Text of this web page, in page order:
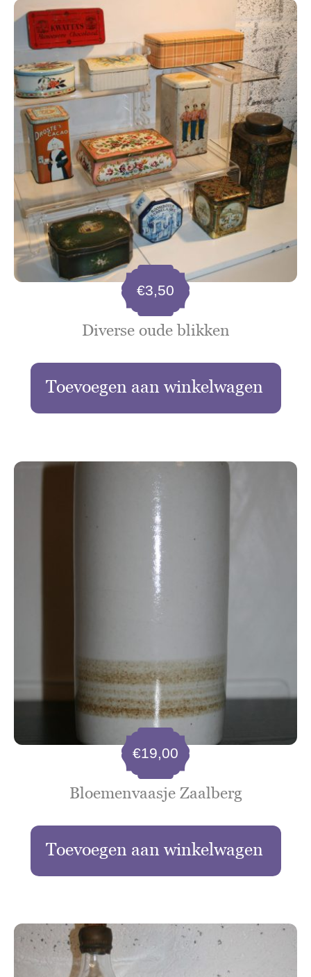
Diverse oude blikken
€3,50
Toevoegen aan winkelwagen
Bloemenvaasje Zaalberg
€19,00
Toevoegen aan winkelwagen